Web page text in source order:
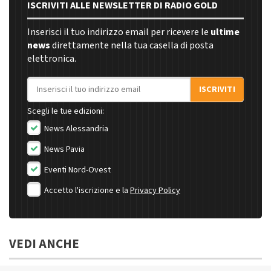
ISCRIVITI ALLE NEWSLETTER DI RADIO GOLD
Inserisci il tuo indirizzo email per ricevere le ultime
newsdirettamente nella tua casella di posta
elettronica.
Indirizzo email
ISCRIVITI
Scegli le tue edizioni:
News Alessandria
News Pavia
Eventi Nord-Ovest
Accetto l'iscrizione e la Privacy Policy
VEDI ANCHE